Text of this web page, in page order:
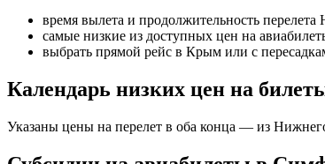
время вылета и продолжительность
самые низкие из доступных цен на
выбрать прямой рейс в Крым или с
Календарь низких цен на
Указаны цены на перелет в оба конца — из